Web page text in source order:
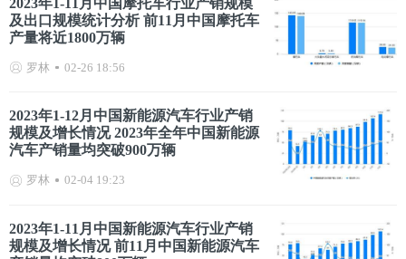
及出口规模统计分析 前11月中国摩托车
产量将近1800万辆
罗林 02-26 18:56
2023年1-12月中国新能源汽车行业产销
规模及增长情况 2023年全年中国新能源
汽车产销量均突破900万辆
罗林 02-04 19:23
2023年1-11月中国新能源汽车行业产销
规模及增长情况 前11月中国新能源汽车